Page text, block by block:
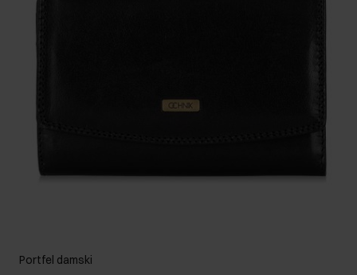
Portfel damski